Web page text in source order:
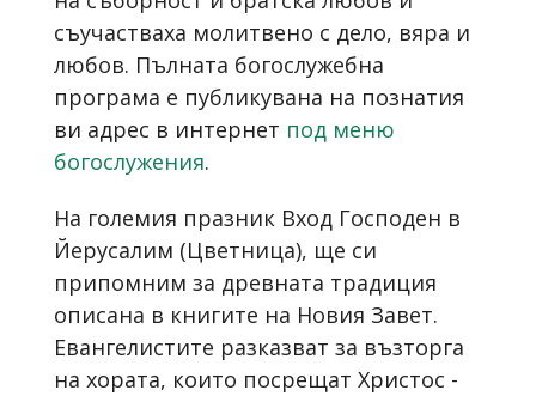
съучастваха молитвено с дело, вяра и
любов. Пълната богослужебна
програма е публикувана на познатия
ви адрес в интернет под меню
богослужения.
На големия празник Вход Господен в
Йерусалим (Цветница), ще си
припомним за древната традиция
описана в книгите на Новия Завет.
Евангелистите разказват за възторга
на хората, които посрещат Христос -